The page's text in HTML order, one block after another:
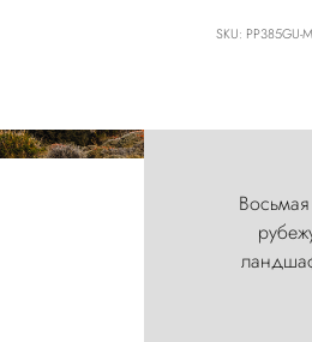
SKU: PP385GU-